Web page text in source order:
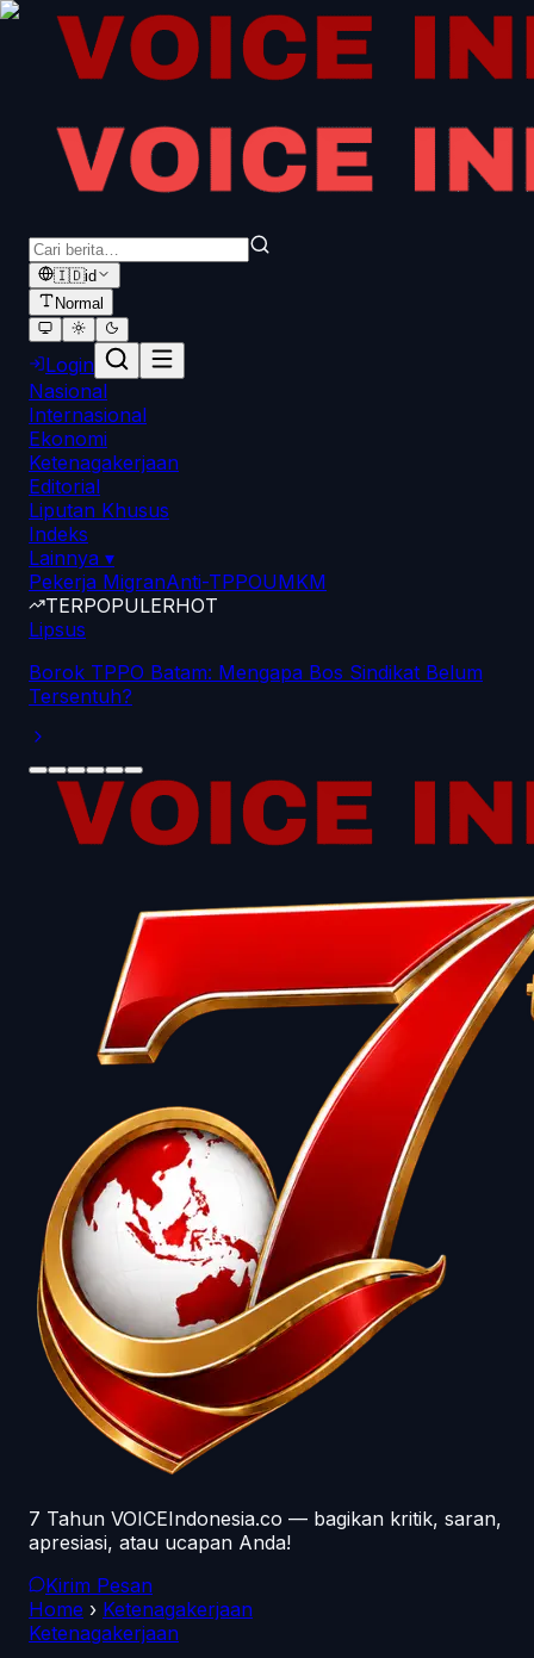
🇮🇩id
Normal
Login
Nasional
Internasional
Ekonomi
Ketenagakerjaan
Editorial
Liputan Khusus
Indeks
Lainnya ▾
Pekerja MigranAnti-TPPOUMKM
TERPOPULERHOT
Lipsus
Borok TPPO Batam: Mengapa Bos Sindikat Belum
Tersentuh?
7 Tahun VOICEIndonesia.co — bagikan kritik, saran,
apresiasi, atau ucapan Anda!
Kirim Pesan
Home › Ketenagakerjaan
Ketenagakerjaan